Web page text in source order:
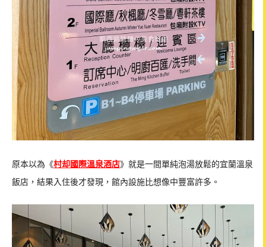
原本以為《村却國際溫泉酒店》就是一間單純泡湯放鬆的宜蘭溫泉
飯店，結果入住後才發現，館內設施比想像中豐富許多。